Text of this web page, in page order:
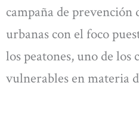
campaña de prevención
urbanas con el foco
los peatones, uno de los
vulnerables en materia